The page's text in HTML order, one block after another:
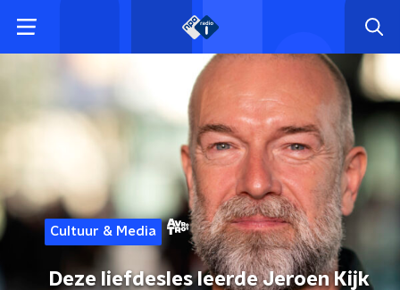
Cultuur & Media
Deze liefdesles leerde Jeroen Kijk